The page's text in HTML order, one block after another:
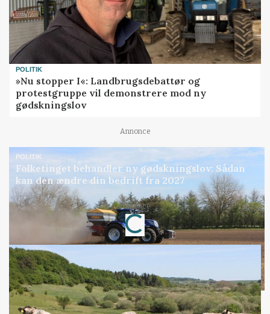
POLITIK
»Nu stopper I«: Landbrugsdebattør og
protestgruppe vil demonstrere mod ny
gødskningslov
Annonce
POLITIK
Folketinget behandler ny gødskningslov: Sådan
kan den ændre din bedrift fra 2027
Annonce
Loading...